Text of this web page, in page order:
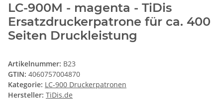
LC-900M - magenta - TiDis
Ersatzdruckerpatrone für ca. 400
Seiten Druckleistung
Artikelnummer: B23
GTIN: 4060757004870
Kategorie: LC-900 Druckerpatronen
Hersteller: TiDis.de